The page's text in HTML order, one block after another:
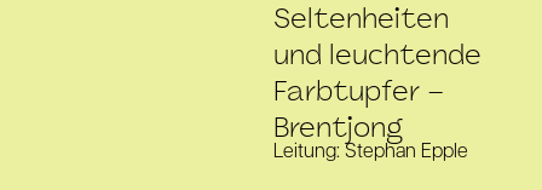
Seltenheiten
und leuchtende
Farbtupfer –
Brentjong
Leitung: Stephan Epple